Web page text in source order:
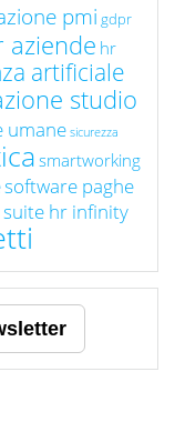
pmi gdpr
aziende hr
artificiale
studio
umane sicurezza
smartworking
software paghe
suite hr infinity